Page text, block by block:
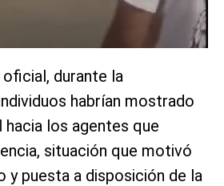
durante la
habrían mostrado
los agentes que
situación que motivó
y puesta a disposición de la